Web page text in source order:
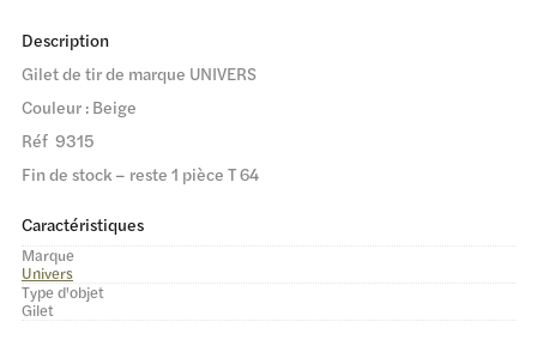
Description
Gilet de tir de marque UNIVERS
Couleur : Beige
Réf 9315
Fin de stock – reste 1 pièce T 64
Caractéristiques
Marque
Univers
Type d'objet
Gilet